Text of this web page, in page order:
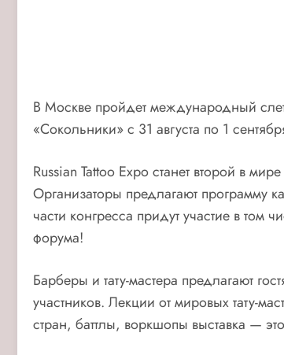
В Москве пройдет международный слет
«Сокольники» с 31 августа по 1
Russian Tattoo Expo станет второй в
Организаторы предлагают программу
части конгресса придут участие в
форума!
Барберы и тату-мастера предлагают
участников. Лекции от мировых тату-
стран, баттлы, воркшопы выставка —